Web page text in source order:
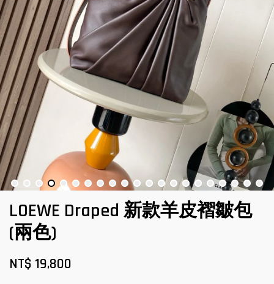
LOEWE Draped 新款羊皮褶皺包
(兩色)
NT$ 19,800